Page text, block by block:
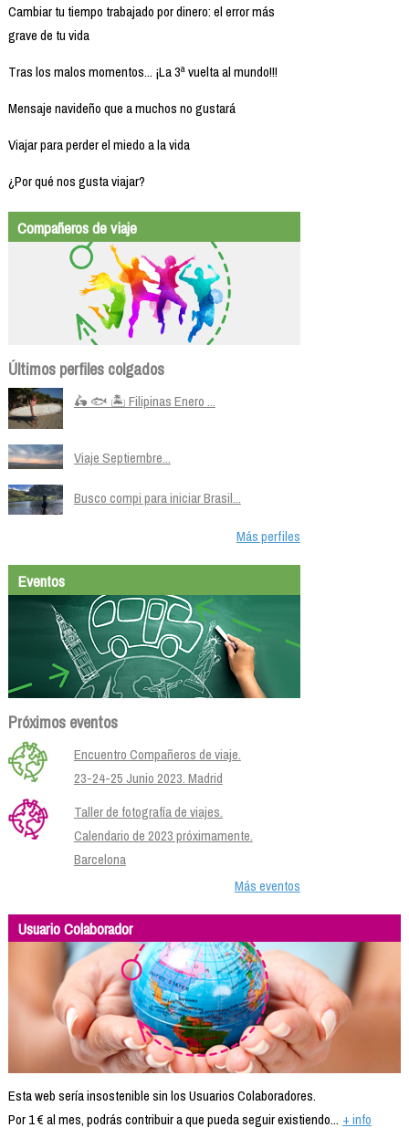
Cambiar tu tiempo trabajado por dinero: el error más
grave de tu vida
Tras los malos momentos... ¡La 3ª vuelta al mundo!!!
Mensaje navideño que a muchos no gustará
Viajar para perder el miedo a la vida
¿Por qué nos gusta viajar?
Compañeros de viaje
Últimos perfiles colgados
🛵 🐟 🏝️ Filipinas Enero ...
Viaje Septiembre...
Busco compi para iniciar Brasil...
Más perfiles
Eventos
Próximos eventos
Encuentro Compañeros de viaje.
23-24-25 Junio 2023. Madrid
Taller de fotografía de viajes.
Calendario de 2023 próximamente.
Barcelona
Más eventos
Usuario Colaborador
Esta web sería insostenible sin los Usuarios Colaboradores.
Por 1 € al mes, podrás contribuir a que pueda seguir existiendo... + info